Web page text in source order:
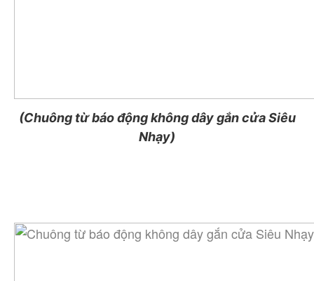
(Chuông từ báo động không dây gắn cửa Siêu
Nhạy)